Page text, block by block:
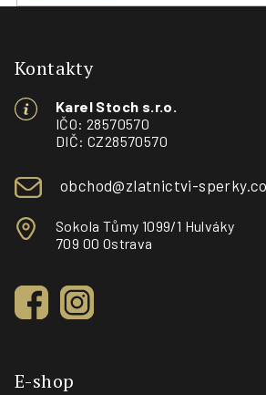
Kontakty
Karel Stoch s.r.o.
IČO: 28570570
DIČ: CZ28570570
obchod@zlatnictvi-
Sokola Tůmy 1099/1 Hulváky
709 00 Ostrava
E-shop